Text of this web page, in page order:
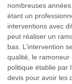
nombreuses
étant un
interventions avec
peut réaliser un
bas. L’intervention
qualité, le
politique établie par
devis pour avoir les